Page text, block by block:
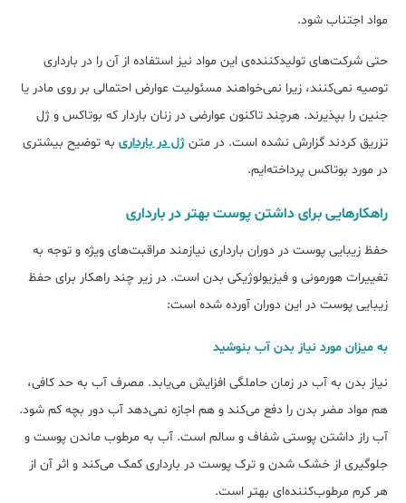
مواد اجتناب شود.
حتی شرکت‌های تولیدکننده‌ی این مواد نیز استفاده از آن را در بارداری
توصیه نمی‌کنند، زیرا نمی‌خواهند مسئولیت عوارض احتمالی بر روی مادر یا
جنین را بپذیرند. هرچند تاکنون عوارضی در زنان باردار که بوتاکس و ژل
تزریق کردند گزارش نشده است. در متن ژل در بارداری به توضیح بیشتری
در مورد بوتاکس پرداخته‌ایم.
راهکار‌هایی برای داشتن پوست بهتر در بارداری
حفظ زیبایی پوست در دوران بارداری نیازمند مراقبت‌های ویژه و توجه به
تغییرات هورمونی و فیزیولوژیکی بدن است. در زیر چند راهکار برای حفظ
زیبایی پوست در این دوران آورده شده است:
به میزان مورد نیاز بدن آب بنوشید
نیاز بدن به آب در زمان حاملگی افزایش می‌یابد. مصرف آب به حد کافی،
هم مواد مضر بدن را دفع می‌کند و هم اجازه نمی‌دهد آب دور بچه کم شود.
آب راز داشتن پوستی شفاف و سالم است. آب به مرطوب ماندن پوست و
جلوگیری از خشک شدن و ترک پوست در بارداری کمک می‌کند و اثر آن از
هر کرم مرطوب‌کننده‌ای بهتر است.